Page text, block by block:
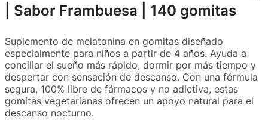
| Sabor Frambuesa | 140 gomitas
Suplemento de melatonina en gomitas diseñado
especialmente para niños a partir de 4 años. Ayuda a
conciliar el sueño más rápido, dormir por más tiempo y
despertar con sensación de descanso. Con una fórmula
segura, 100% libre de fármacos y no adictiva, estas
gomitas vegetarianas ofrecen un apoyo natural para el
descanso nocturno.